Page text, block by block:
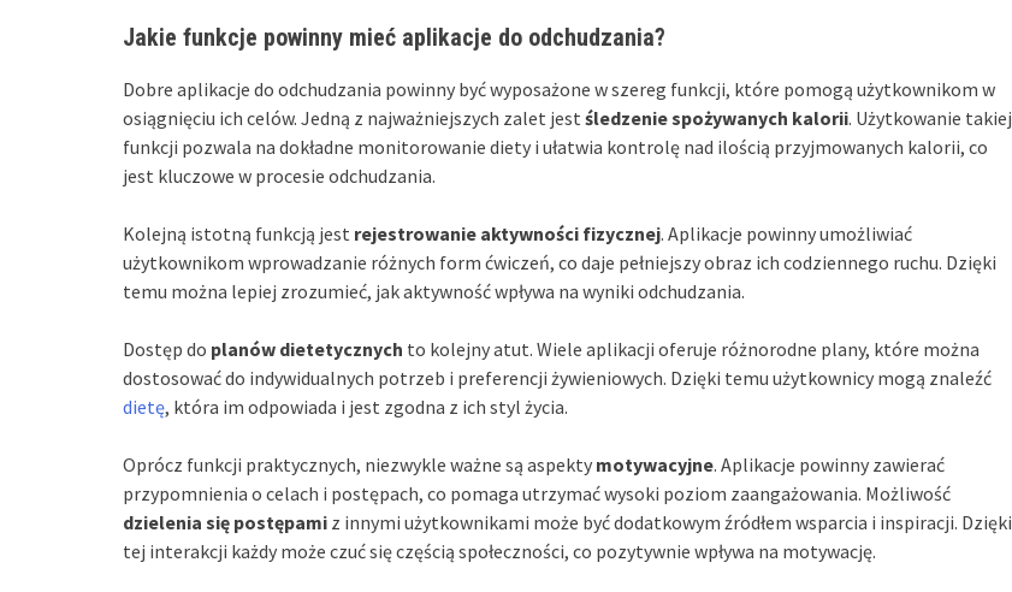
Jakie funkcje powinny mieć aplikacje do odchudzania?
Dobre aplikacje do odchudzania powinny być wyposażone w szereg funkcji, które pomogą użytkownikom w
osiągnięciu ich celów. Jedną z najważniejszych zalet jest śledzenie spożywanych kalorii. Użytkowanie takiej
funkcji pozwala na dokładne monitorowanie diety i ułatwia kontrolę nad ilością przyjmowanych kalorii, co
jest kluczowe w procesie odchudzania.
Kolejną istotną funkcją jest rejestrowanie aktywności fizycznej. Aplikacje powinny umożliwiać
użytkownikom wprowadzanie różnych form ćwiczeń, co daje pełniejszy obraz ich codziennego ruchu. Dzięki
temu można lepiej zrozumieć, jak aktywność wpływa na wyniki odchudzania.
Dostęp do planów dietetycznych to kolejny atut. Wiele aplikacji oferuje różnorodne plany, które można
dostosować do indywidualnych potrzeb i preferencji żywieniowych. Dzięki temu użytkownicy mogą znaleźć
dietę, która im odpowiada i jest zgodna z ich styl życia.
Oprócz funkcji praktycznych, niezwykle ważne są aspekty motywacyjne. Aplikacje powinny zawierać
przypomnienia o celach i postępach, co pomaga utrzymać wysoki poziom zaangażowania. Możliwość
dzielenia się postępami z innymi użytkownikami może być dodatkowym źródłem wsparcia i inspiracji. Dzięki
tej interakcji każdy może czuć się częścią społeczności, co pozytywnie wpływa na motywację.